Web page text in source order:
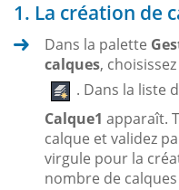
1. La création de
Dans la palette
calques,
. Dans la liste
Calque1 apparaît.
calque et validez
virgule pour la
nombre de